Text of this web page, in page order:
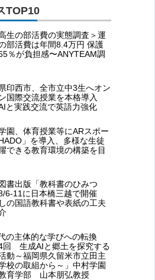
TOP10
生の部活費の実態調査＞運
部活費は年間8.4万円 保護
％が負担感〜ANYTEAM調
印西市、全市立中3生へオン
国際交流授業を本格導入
と実践交流で英語力強化
園、体育授業等にARスポー
」を導入、多様な生徒
できる教育環境の構築を目
書出版「教科書のひみつ
6-11に日本橋三越で開催
の国語教科書や表紙の工夫
の主体的な学びへの転換
4回 生成AIと郷土を探究する
動～福岡県久留米市立田主
校の取組から～」中村学園
育学部 山本朋弘教授